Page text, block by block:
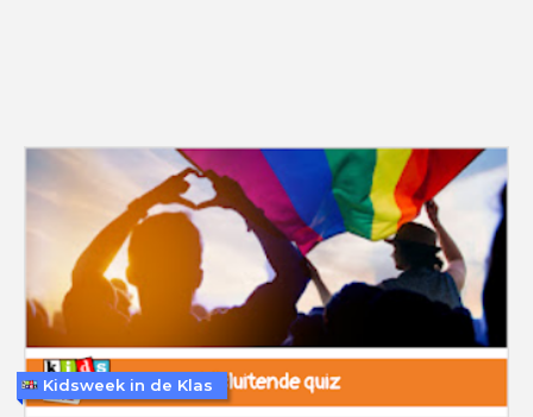
Kidsweek in de Klas